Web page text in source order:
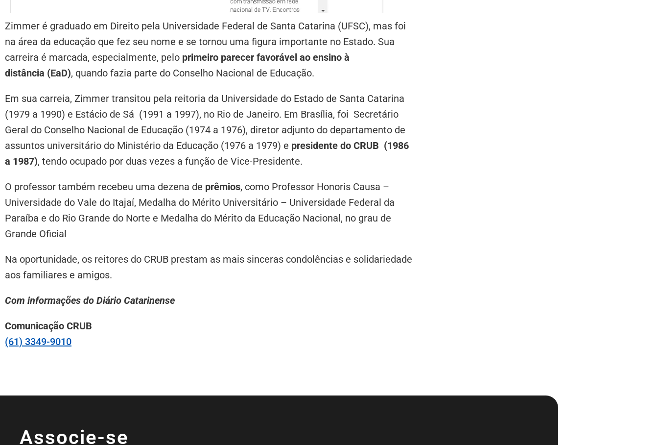
Zimmer é graduado em Direito pela Universidade Federal de Santa Catarina (UFSC), mas foi
na área da educação que fez seu nome e se tornou uma figura importante no Estado. Sua
carreira é marcada, especialmente, pelo primeiro parecer favorável ao ensino à
distância (EaD), quando fazia parte do Conselho Nacional de Educação.
Em sua carreia, Zimmer transitou pela reitoria da Universidade do Estado de Santa Catarina
(1979 a 1990) e Estácio de Sá (1991 a 1997), no Rio de Janeiro. Em Brasília, foi Secretário
Geral do Conselho Nacional de Educação (1974 a 1976), diretor adjunto do departamento de
assuntos universitário do Ministério da Educação (1976 a 1979) e presidente do CRUB (1986
a 1987), tendo ocupado por duas vezes a função de Vice-Presidente.
O professor também recebeu uma dezena de prêmios, como Professor Honoris Causa –
Universidade do Vale do Itajaí, Medalha do Mérito Universitário – Universidade Federal da
Paraíba e do Rio Grande do Norte e Medalha do Mérito da Educação Nacional, no grau de
Grande Oficial
Na oportunidade, os reitores do CRUB prestam as mais sinceras condolências e solidariedade
aos familiares e amigos.
Com informações do Diário Catarinense
Comunicação CRUB
(61) 3349-9010
Associe-se